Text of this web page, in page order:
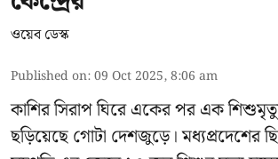
ওয়েব ডেস্ক
Published on:09 Oct 2025, 8:06 am
কাশির সিরাপ ঘিরে একের পর এক
ছড়িয়েছে গোটা দেশজুড়ে। মধ্যপ্রদেশের